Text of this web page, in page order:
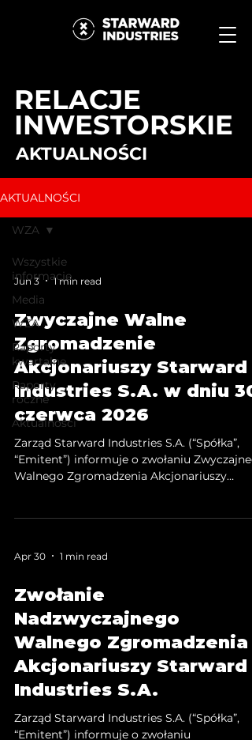
RELACJE
INWESTORSKIE
AKTUALNOŚCI
AKTUALNOŚCI
Wszystkie
informacje
Media
WZA
Raporty
kwartalne
Raporty
roczne
Aktualności
WZA
Jun 3 1 min read
Zwyczajne Walne
Zgromadzenie
Akcjonariuszy Starward
Industries S.A. w dniu 30
czerwca 2026
Zarząd Starward Industries S.A. (“Spółka”,
“Emitent”) informuje o zwołaniu
Walnego Zgromadzenia Akcjonariuszy
Meysztowicz.
Apr 30 1 min read
Zwołanie
Nadzwyczajnego
Walnego Zgromadzenia
Akcjonariuszy Starward
Industries S.A.
Zarząd Starward Industries S.A. (“Spółka”,
“Emitent”) informuje o zwołaniu